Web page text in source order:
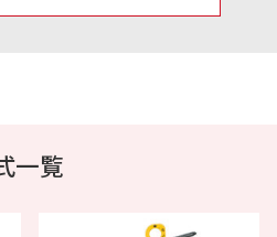
一覧